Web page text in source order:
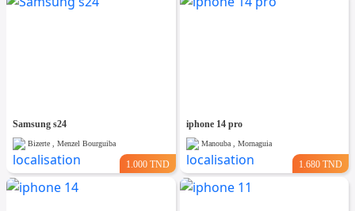
Samsung s24
Bizerte , Menzel Bourguiba
1.000 TND
iphone 14 pro
Manouba , Mornaguia
1.680 TND